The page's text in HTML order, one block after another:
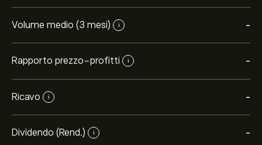
Volume medio (3 mesi) i -
Rapporto prezzo-profitti i -
Ricavo i -
Dividendo (Rend.) i -